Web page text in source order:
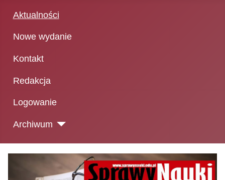
Aktualności
Nowe wydanie
Kontakt
Redakcja
Logowanie
Archiwum